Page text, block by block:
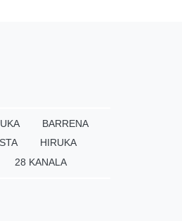
BARRENA
HIRUKA
28 KANALA